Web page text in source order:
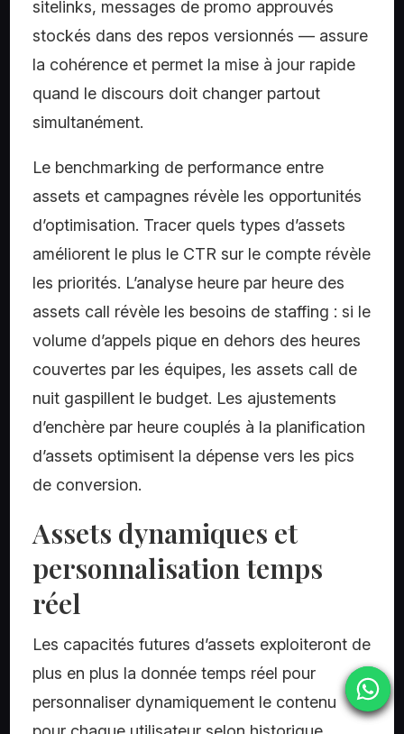
sitelinks, messages de promo approuvés
stockés dans des repos versionnés — assure
la cohérence et permet la mise à jour rapide
quand le discours doit changer partout
simultanément.
Le benchmarking de performance entre
assets et campagnes révèle les opportunités
d’optimisation. Tracer quels types d’assets
améliorent le plus le CTR sur le compte révèle
les priorités. L’analyse heure par heure des
assets call révèle les besoins de staffing : si le
volume d’appels pique en dehors des heures
couvertes par les équipes, les assets call de
nuit gaspillent le budget. Les ajustements
d’enchère par heure couplés à la planification
d’assets optimisent la dépense vers les pics
de conversion.
Assets dynamiques et
personnalisation temps
réel
Les capacités futures d’assets exploiteront de
plus en plus la donnée temps réel pour
personnaliser dynamiquement le contenu